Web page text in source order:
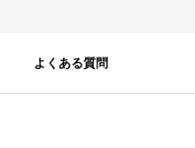
よくある質問